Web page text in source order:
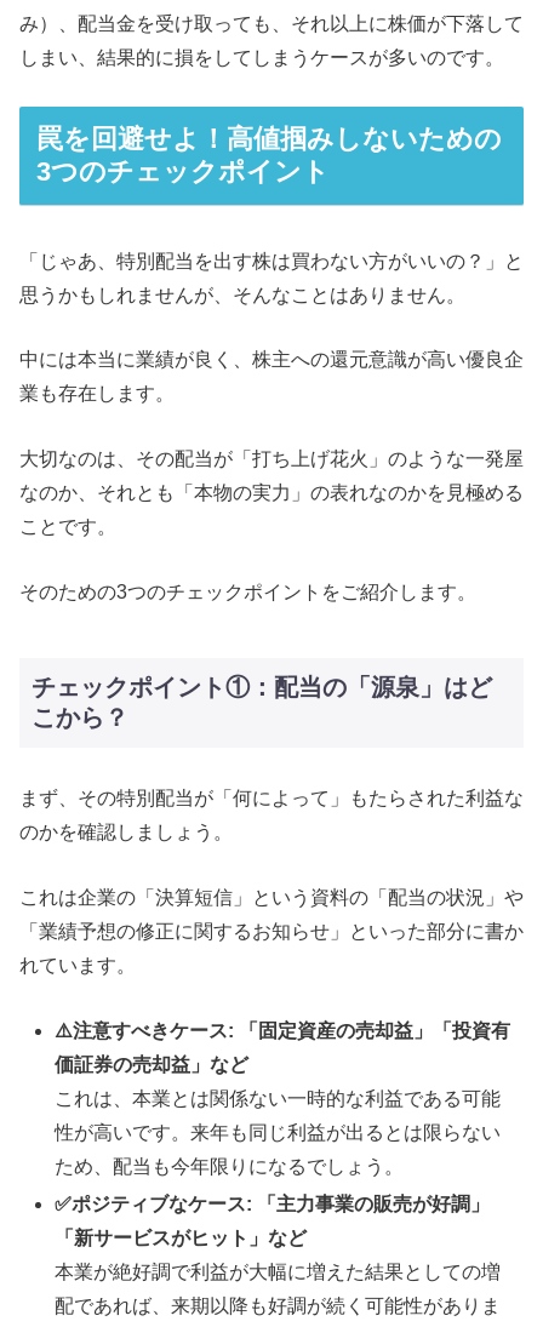
み）、配当金を受け取っても、それ以上に株価が下落して
しまい、結果的に損をしてしまうケースが多いのです。
罠を回避せよ！高値掴みしないための
3つのチェックポイント
「じゃあ、特別配当を出す株は買わない方がいいの？」と
思うかもしれませんが、そんなことはありません。
中には本当に業績が良く、株主への還元意識が高い優良企
業も存在します。
大切なのは、その配当が「打ち上げ花火」のような一発屋
なのか、それとも「本物の実力」の表れなのかを見極める
ことです。
そのための3つのチェックポイントをご紹介します。
チェックポイント①：配当の「源泉」はど
こから？
まず、その特別配当が「何によって」もたらされた利益な
のかを確認しましょう。
これは企業の「決算短信」という資料の「配当の状況」や
「業績予想の修正に関するお知らせ」といった部分に書か
れています。
⚠️注意すべきケース: 「固定資産の売却益」「投資有
価証券の売却益」など
これは、本業とは関係ない一時的な利益である可能
性が高いです。来年も同じ利益が出るとは限らない
ため、配当も今年限りになるでしょう。
✅ポジティブなケース: 「主力事業の販売が好調」
「新サービスがヒット」など
本業が絶好調で利益が大幅に増えた結果としての増
配であれば、来期以降も好調が続く可能性がありま